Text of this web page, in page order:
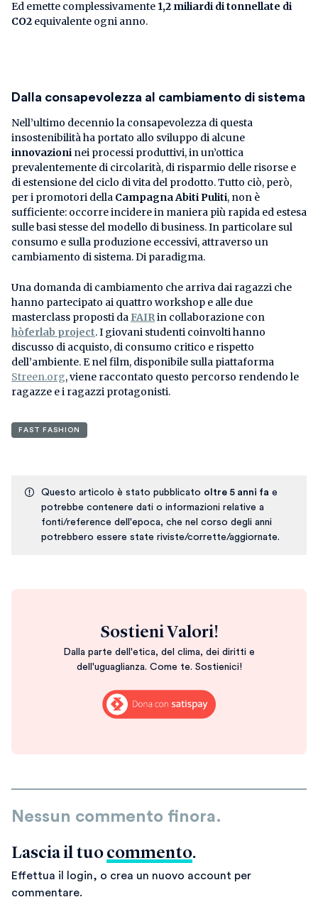
Ed emette complessivamente 1,2 miliardi di tonnellate di
CO2 equivalente ogni anno.
Dalla consapevolezza al cambiamento di sistema
Nell’ultimo decennio la consapevolezza di questa
insostenibilità ha portato allo sviluppo di alcune
innovazioni nei processi produttivi, in un’ottica
prevalentemente di circolarità, di risparmio delle risorse e
di estensione del ciclo di vita del prodotto. Tutto ciò, però,
per i promotori della Campagna Abiti Puliti, non è
sufficiente: occorre incidere in maniera più rapida ed estesa
sulle basi stesse del modello di business. In particolare sul
consumo e sulla produzione eccessivi, attraverso un
cambiamento di sistema. Di paradigma.
Una domanda di cambiamento che arriva dai ragazzi che
hanno partecipato ai quattro workshop e alle due
masterclass proposti da FAIRin collaborazione con
hòferlab project. I giovani studenti coinvolti hanno
discusso di acquisto, di consumo critico e rispetto
dell’ambiente. E nel film, disponibile sulla piattaforma
Streen.org, viene raccontato questo percorso rendendo le
ragazze e i ragazzi protagonisti.
FAST FASHION
Questo articolo è stato pubblicato oltre 5 anni fa e
potrebbe contenere dati o informazioni relative a
fonti/reference dell'epoca, che nel corso degli anni
potrebbero essere state riviste/corrette/aggiornate.
Sostieni Valori!
Dalla parte dell'etica, del clima, dei diritti e
dell'uguaglianza. Come te. Sostienici!
Nessun commento finora.
Lascia il tuo commento.
Effettua il login, o crea un nuovo account per
commentare.